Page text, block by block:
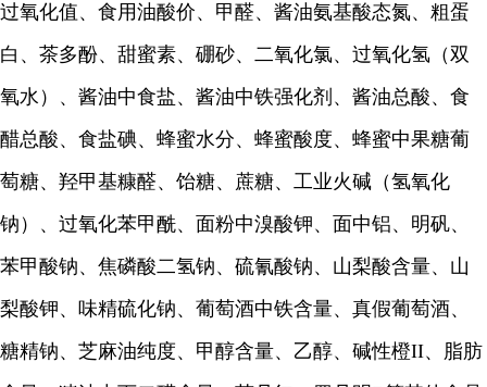
过氧化值、食用油酸价、甲醛、酱油氨基酸态氮、粗蛋
白、茶多酚、甜蜜素、硼砂、二氧化氯、过氧化氢（双
氧水）、酱油中食盐、酱油中铁强化剂、酱油总酸、食
醋总酸、食盐碘、蜂蜜水分、蜂蜜酸度、蜂蜜中果糖葡
萄糖、羟甲基糠醛、饴糖、蔗糖、工业火碱（氢氧化
钠）、过氧化苯甲酰、面粉中溴酸钾、面中铝、明矾、
苯甲酸钠、焦磷酸二氢钠、硫氰酸钠、山梨酸含量、山
梨酸钾、味精硫化钠、葡萄酒中铁含量、真假葡萄酒、
糖精钠、芝麻油纯度、甲醇含量、乙醇、碱性橙II、脂肪